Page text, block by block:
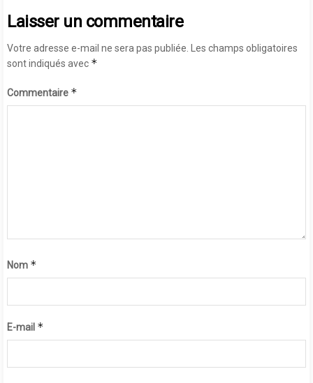
Laisser un commentaire
Votre adresse e-mail ne sera pas publiée.
Les champs obligatoires
sont indiqués avec *
Commentaire *
Nom *
E-mail *